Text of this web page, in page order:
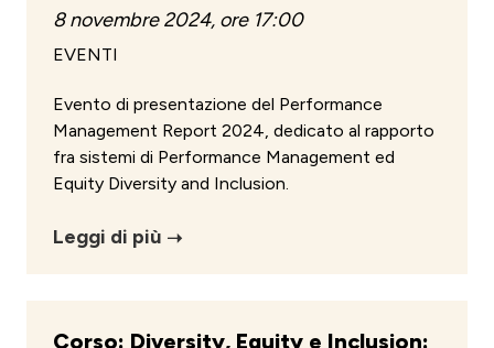
8 novembre 2024, ore 17:00
EVENTI
Evento di presentazione del Performance
Management Report 2024, dedicato al rapporto
fra sistemi di Performance Management ed
Equity Diversity and Inclusion.
Leggi di più
Corso: Diversity, Equity e Inclusion: